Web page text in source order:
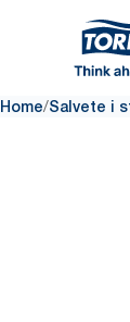
Home/Salvete i